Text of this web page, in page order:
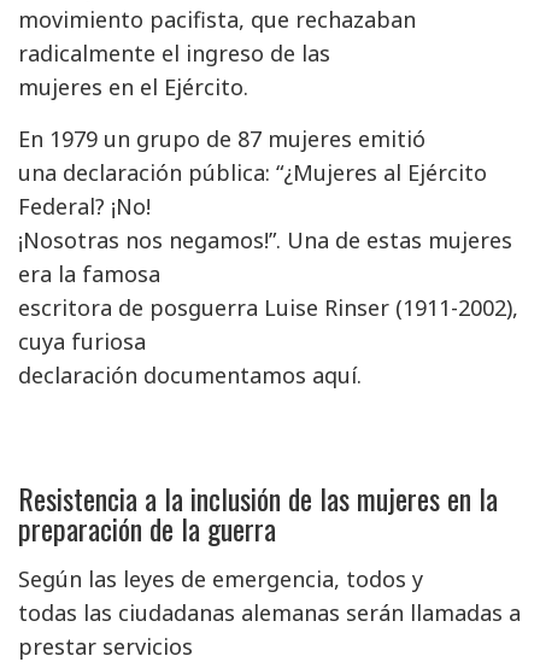
movimiento pacifista, que rechazaban
radicalmente el ingreso de las
mujeres en el Ejército.
En 1979 un grupo de 87 mujeres emitió
una declaración pública: “¿Mujeres al Ejército
Federal? ¡No!
¡Nosotras nos negamos!”. Una de estas mujeres
era la famosa
escritora de posguerra Luise Rinser (1911-2002),
cuya furiosa
declaración documentamos aquí.
Resistencia a la inclusión de las mujeres en la
preparación de la guerra
Según las leyes de emergencia, todos y
todas las ciudadanas alemanas serán llamadas a
prestar servicios